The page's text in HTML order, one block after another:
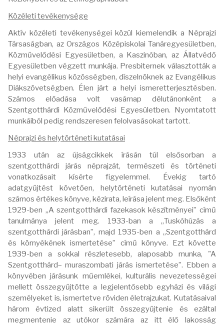
Közéleti tevékenysége
Aktív közéleti tevékenységei közül kiemelendik a Néprajzi
Társaságban, az Országos Középiskolai Tanáregyesületben,
Közművelődési Egyesületben, a Kaszinóban, az Állatvédő
Egyesületben végzett munkája. Presbiternek választották a
helyi evangélikus közösségben, díszelnöknek az Evangélikus
Diákszövetségben. Élen járt a helyi ismeretterjesztésben.
Számos előadása volt vasárnap délutánonként a
Szentgotthárdi Közművelődési Egyesületben. Nyomtatott
munkáiból pedig rendszeresen felolvasásokat tartott.
Néprajzi és helytörténeti kutatásai
1933 után az újságcikkek írásán túl elsősorban a
szentgotthárdi járás néprajzát, természeti és történeti
vonatkozásait kísérte figyelemmel. Évekig tartó
adatgyűjtést követően, helytörténeti kutatásai nyomán
számos értékes könyve, kézirata, leírása jelent meg. Elsőként
1929-ben „A szentgotthárdi fazekasok készítményei” című
tanulmánya jelent meg. 1933-ban a „Tuskóhúzás a
szentgotthárdi járásban”, majd 1935-ben a „Szentgotthárd
és környékének ismertetése” című könyve. Ezt követte
1939-ben a sokkal részletesebb, alaposabb munka, "A
Szentgotthárd– muraszombati járás ismertetése”. Ebben a
könyvében járásunk műemlékei, kulturális nevezetességei
mellett összegyűjtötte a legjelentősebb egyházi és világi
személyeket is, ismertetve röviden életrajzukat. Kutatásaival
három évtized alatt sikerült összegyűjtenie és ezáltal
megmentenie az utókor számára az itt élő lakosság